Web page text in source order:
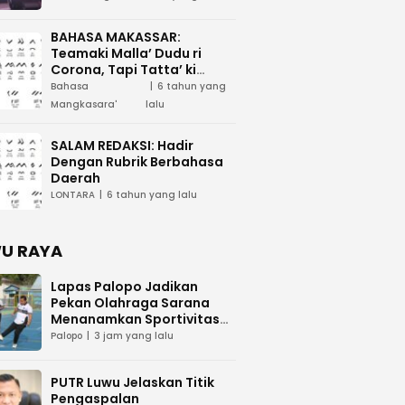
BAHASA MAKASSAR:
Teamaki Malla’ Dudu ri
Corona, Tapi Tatta’ ki
Waspada
Bahasa
Mangkasara'
6 tahun yang
lalu
SALAM REDAKSI: Hadir
Dengan Rubrik Berbahasa
Daerah
LONTARA 6 tahun yang lalu
RAYA
Lapas Palopo Jadikan
Pekan Olahraga Sarana
Menanamkan Sportivitas
dan Nasionalisme
Palopo 3 jam yang lalu
PUTR Luwu Jelaskan Titik
Pengaspalan